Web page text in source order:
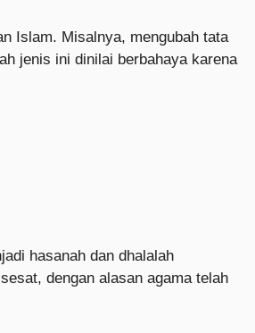
Islam. Misalnya, mengubah tata
hasanah dan dhalalah
dengan alasan agama telah